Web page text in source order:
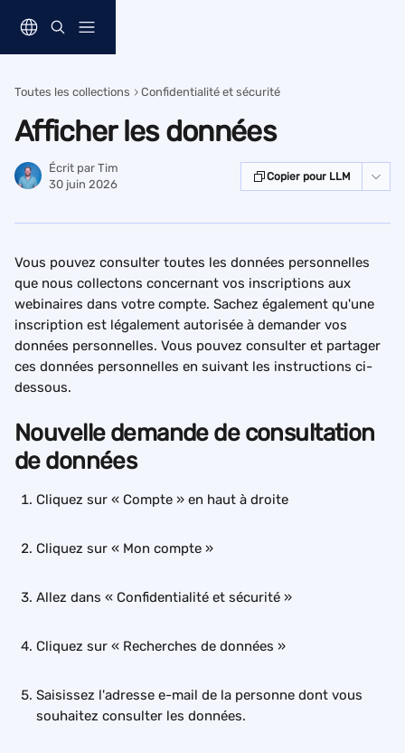
Toutes les collections Confidentialité et sécurité
Afficher les données
Écrit par Tim
30 juin 2026
Copier pour LLM
Vous pouvez consulter toutes les données personnelles
que nous collectons concernant vos inscriptions aux
webinaires dans votre compte. Sachez également qu'une
inscription est légalement autorisée à demander vos
données personnelles. Vous pouvez consulter et partager
ces données personnelles en suivant les instructions ci-
dessous.
Nouvelle demande de consultation
de données
Cliquez sur « Compte » en haut à droite
Cliquez sur « Mon compte »
Allez dans « Confidentialité et sécurité »
Cliquez sur « Recherches de données »
Saisissez l'adresse e-mail de la personne dont vous
souhaitez consulter les données.